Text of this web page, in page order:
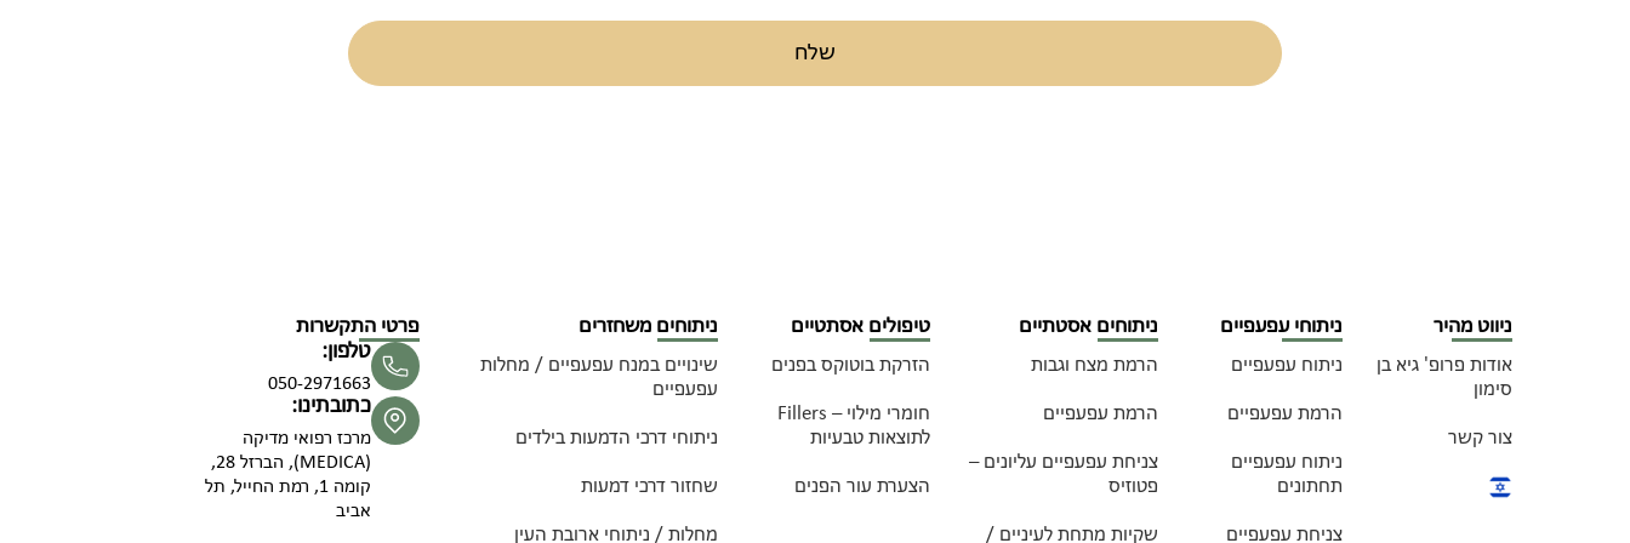
שלח
ניווט מהיר
אודות פרופ' גיא בן
סימון
צור קשר
ניתוחי עפעפיים
ניתוח עפעפיים
הרמת עפעפיים
ניתוח עפעפיים
תחתונים
צניחת עפעפיים
ניתוחים אסטתיים
הרמת מצח וגבות
הרמת עפעפיים
צניחת עפעפיים עליונים –
פטוזיס
שקיות מתחת לעיניים /
טיפולים אסתטיים
הזרקת בוטוקס בפנים
חומרי מילוי – Fillers
לתוצאות טבעיות
הצערת עור הפנים
ניתוחים משחזרים
שינויים במנח עפעפיים / מחלות
עפעפיים
ניתוחי דרכי הדמעות בילדים
שחזור דרכי דמעות
מחלות / ניתוחי ארובת העין
פרטי התקשרות
טלפון:
050-2971663
כתובתינו:
מרכז רפואי מדיקה
(MEDICA), הברזל 28,
קומה 1, רמת החייל, תל
אביב